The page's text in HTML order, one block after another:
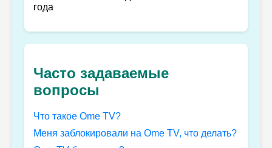
года
Часто задаваемые
вопросы
Что такое Ome TV?
Меня заблокировали на Ome TV, что делать?